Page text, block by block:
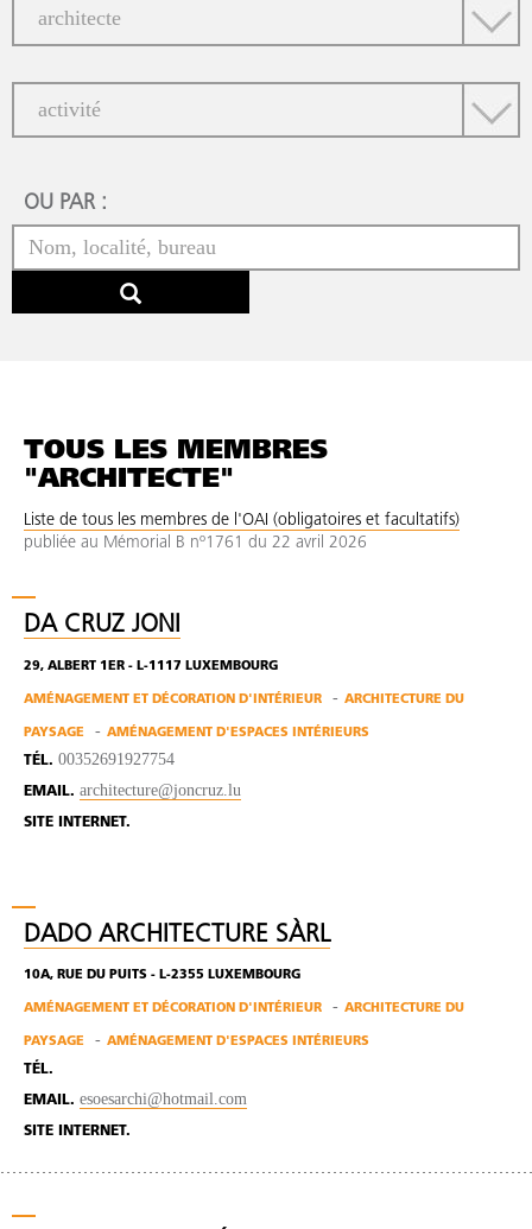
OU PAR :
TOUS LES MEMBRES
"ARCHITECTE"
Liste de tous les membres de l'OAI (obligatoires et facultatifs)
publiée au Mémorial B nº1761 du 22 avril 2026
DA CRUZ JONI
29, ALBERT 1ER - L-1117 LUXEMBOURG
AMÉNAGEMENT ET DÉCORATION D'INTÉRIEUR ARCHITECTURE DU
PAYSAGE AMÉNAGEMENT D'ESPACES INTÉRIEURS
TÉL. 00352691927754
EMAIL. architecture@joncruz.lu
SITE INTERNET.
DADO ARCHITECTURE SÀRL
10A, RUE DU PUITS - L-2355 LUXEMBOURG
AMÉNAGEMENT ET DÉCORATION D'INTÉRIEUR ARCHITECTURE DU
PAYSAGE AMÉNAGEMENT D'ESPACES INTÉRIEURS
TÉL.
EMAIL. esoesarchi@hotmail.com
SITE INTERNET.